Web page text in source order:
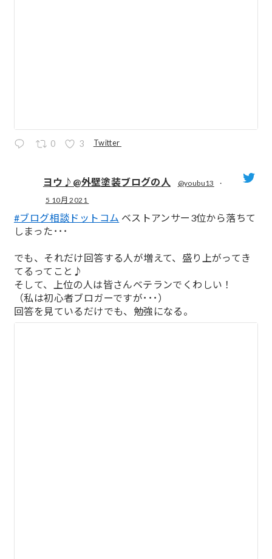
0 3 Twitter
ヨウ♪@外壁塗装ブログの人 @youbu13
·
5 10月 2021
#ブログ相談ドットコム ベストアンサー3位から落ちて
しまった･･･
でも、それだけ回答する人が増えて、盛り上がってき
てるってこと♪
そして、上位の人は皆さんベテランでくわしい！
（私は初心者ブロガーですが･･･）
回答を見ているだけでも、勉強になる。